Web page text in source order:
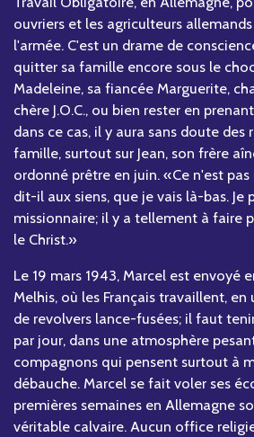
ouvriers et les agriculteurs
l'armée. C'est un drame de
quitter sa famille encore sous le
Madeleine, sa fiancée Marguerite,
chère J.O.C., ou bien rester en
dans ce cas, il y aura sans doute des
famille, surtout sur Jean, son frère
ordonné prêtre en juin. «Ce n'est
dit-il aux siens, que je vais là-bas. Je
missionnaire; il y a tellement à faire
le Christ.»
Le 19 mars 1943, Marcel est envoyé
Melhis, où les Français travaillent,
de revolvers lance-fusées; il faut
par jour, dans une atmosphère
compagnons qui pensent surtout à
débauche. Marcel se fait voler ses
premières semaines en Allemagne
véritable calvaire. Aucun office